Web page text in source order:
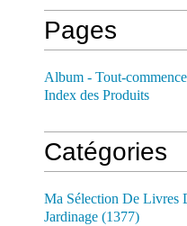
Pages
Album - Tout-
Index des Produits
Catégories
Ma Sélection De Livres
Jardinage (1377)